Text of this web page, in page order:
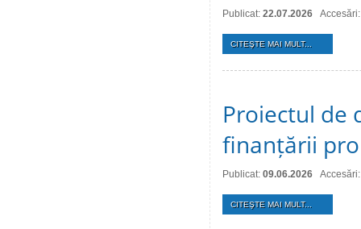
Publicat: 22.07.2026
CITEŞTE MAI MULT...
Proiectul de
finanțării
Publicat: 09.06.2026
CITEŞTE MAI MULT...